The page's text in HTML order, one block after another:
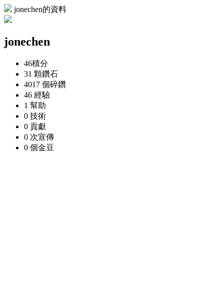
jonechen的資料
jonechen
46積分
31 顆鑽石
4017 個碎鑽
46 經驗
1 幫助
0 技術
0 貢獻
0 次宣傳
0 個金豆